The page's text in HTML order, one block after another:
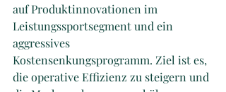
auf Produktinnovationen im
Leistungssportsegment und ein
aggressives
Kostensenkungsprogramm. Ziel ist es,
die operative Effizienz zu steigern und